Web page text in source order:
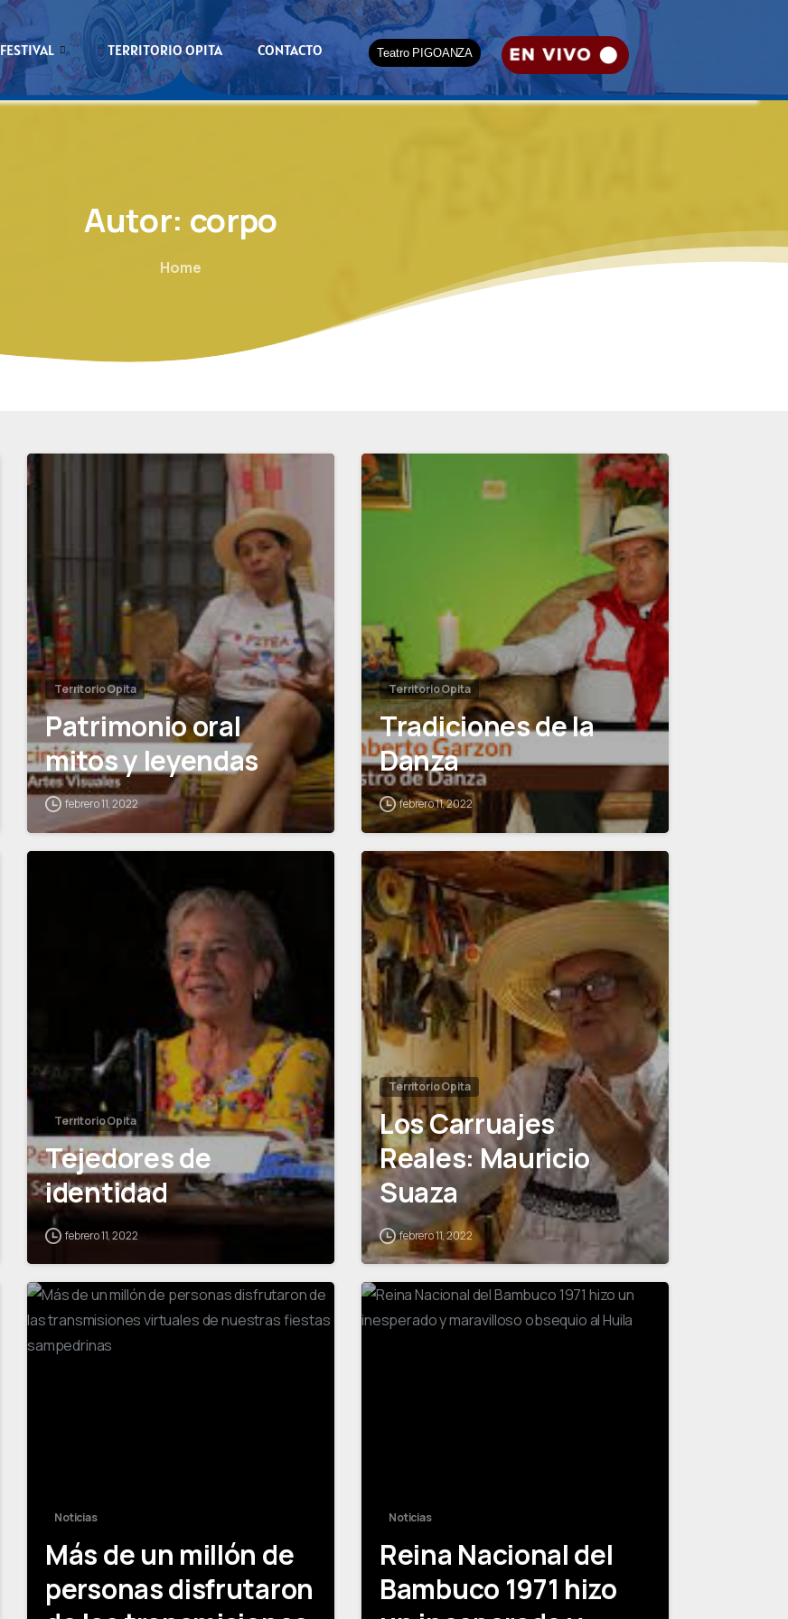
FESTIVAL TERRITORIO OPITA CONTACTO Teatro PIGOANZA
Autor: corpo
Home
Territorio Opita
Patrimonio oral
mitos y leyendas
febrero 11, 2022
0
Territorio Opita
Tradiciones de la
Danza
febrero 11, 2022
Territorio Opita
Tejedores de
identidad
febrero 11, 2022
0
Territorio Opita
Los Carruajes
Reales: Mauricio
Suaza
febrero 11, 2022
0
Noticias
Más de un millón de
personas disfrutaron
Noticias
Reina Nacional del
Bambuco 1971 hizo